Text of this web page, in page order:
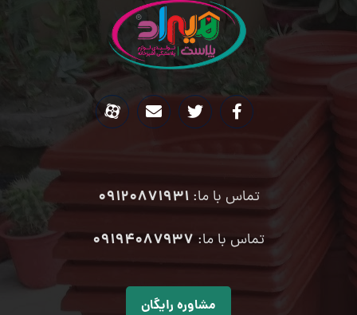
تماس با ما:09120871931
تماس با ما: ۰۹۱۹۴۰۸۷۹۳۷
مشاوره رایگان